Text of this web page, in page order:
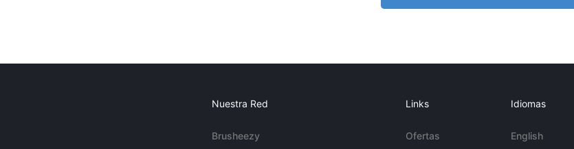
Nuestra Red
Brusheezy
Links
Ofertas
Idiomas
English